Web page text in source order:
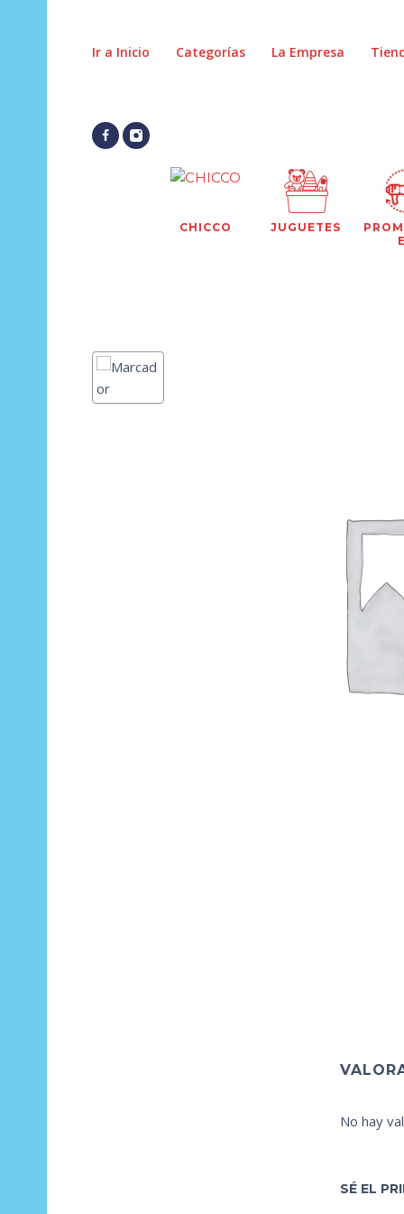
Ir a Inicio Categorías La Empresa
CHICCO JUGUETES
No hay
SÉ EL